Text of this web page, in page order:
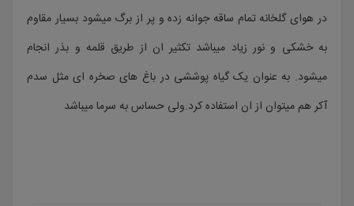
در هوای گلخانه تمام ساقه جوانه زده و پر از برگ میشود بسیار مقاوم
به خشکی و نور زیاد میباشد تکثیر ان از طریق قلمه و بذر انجام
میشود. به عنوان یک گیاه پوششی در باغ های صخره ای مثل سدم
آکر هم میتوان از ان استفاده کرد.ولی حساس به سرما میباشد